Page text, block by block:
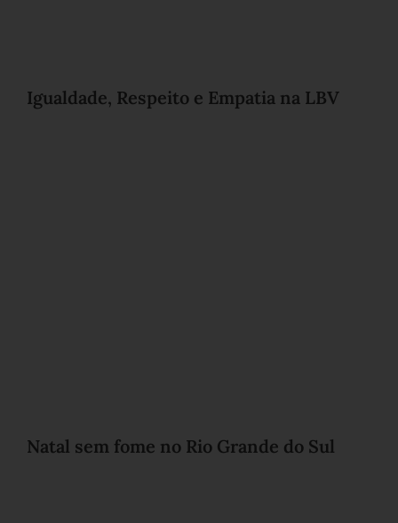
Igualdade, Respeito e Empatia na LBV
Natal sem fome no Rio Grande do Sul